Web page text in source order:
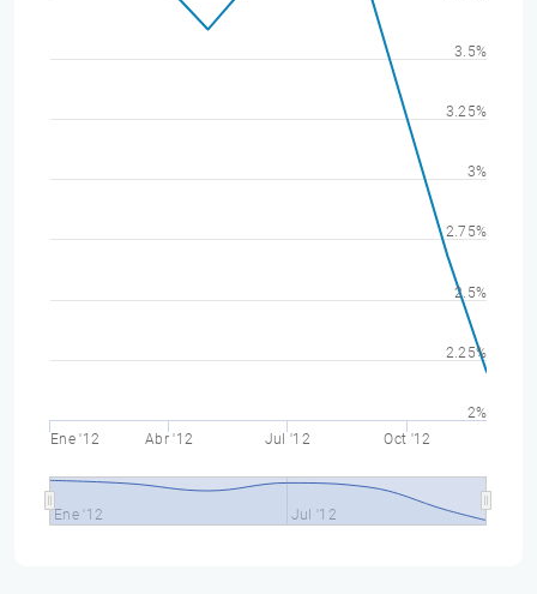
Ene '12 Abr '12 Jul '12 Oct '12
Ene '12 Jul '12
2%
2.25%
2.5%
2.75%
3%
3.25%
3.5%